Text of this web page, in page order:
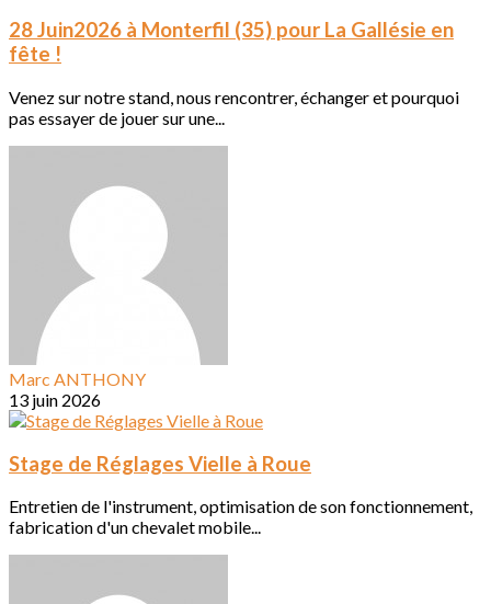
28 Juin2026 à Monterfil (35) pour La Gallésie en
fête !
Venez sur notre stand, nous rencontrer, échanger et pourquoi
pas essayer de jouer sur une...
Marc ANTHONY
13 juin 2026
Stage de Réglages Vielle à Roue
Entretien de l'instrument, optimisation de son fonctionnement,
fabrication d'un chevalet mobile...